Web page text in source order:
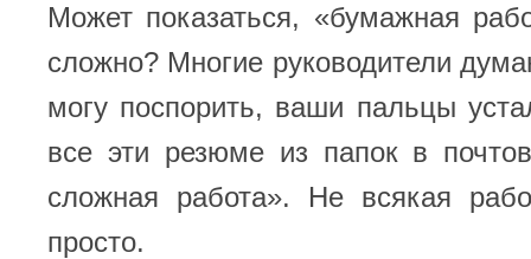
Может показаться, «бумажная
сложно? Многие руководители
могу поспорить, ваши пальцы
все эти резюме из папок в
сложная работа». Не всякая
просто.